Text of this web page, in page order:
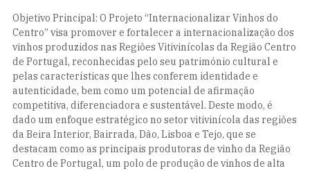
Objetivo Principal: O Projeto “Internacionalizar Vinhos do
Centro” visa promover e fortalecer a internacionalização dos
vinhos produzidos nas Regiões Vitivinícolas da Região Centro
de Portugal, reconhecidas pelo seu património cultural e
pelas características que lhes conferem identidade e
autenticidade, bem como um potencial de afirmação
competitiva, diferenciadora e sustentável. Deste modo, é
dado um enfoque estratégico no setor vitivinícola das regiões
da Beira Interior, Bairrada, Dão, Lisboa e Tejo, que se
destacam como as principais produtoras de vinho da Região
Centro de Portugal, um polo de produção de vinhos de alta